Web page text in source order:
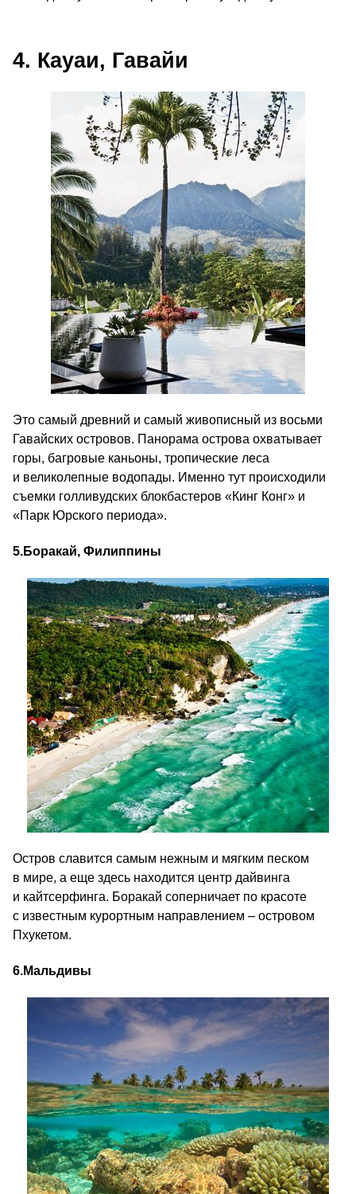
4. Кауаи, Гавайи
Это самый древний и самый живописный из восьми
Гавайских островов. Панорама острова охватывает
горы, багровые каньоны, тропические леса
и великолепные водопады. Именно тут происходили
съемки голливудских блокбастеров «Кинг Конг» и
«Парк Юрского периода».
5.Боракай, Филиппины
Остров славится самым нежным и мягким песком
в мире, а еще здесь находится центр дайвинга
и кайтсерфинга. Боракай соперничает по красоте
с известным курортным направлением – островом
Пхукетом.
6.Мальдивы